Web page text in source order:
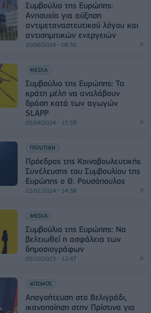
Συμβούλιο της Ευρώπης:
Ανησυχία για αύξηση
αντιμεταναστευτικού λόγου και
αντισημιτικών ενεργειών
20/06/2024 - 08:50
MEDIA
Συμβούλιο της Ευρώπης: Τα
κράτη μέλη να αναλάβουν
δράση κατά των αγωγών
SLAPP
05/04/2024 - 15:59
ΠΟΛΙΤΙΚΗ
Πρόεδρος της Κοινοβουλευτικής
Συνέλευσης του Συμβουλίου της
Ευρώπης ο Θ. Ρουσόπουλος
22/01/2024 - 14:38
MEDIA
Συμβούλιο της Ευρώπης: Να
βελτιωθεί η ασφάλεια των
δημοσιογράφων
05/10/2023 - 12:47
ΚΟΣΜΟΣ
Απογοήτευση στο Βελιγράδι,
ικανοποίηση στην Πρίστινα για